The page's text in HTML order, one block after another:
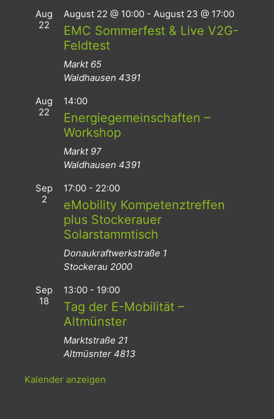
Aug
22
August 22 @ 10:00 - August 23 @ 17:00
EMC Sommerfest & Live V2G-
Feldtest
Markt 65
Waldhausen 4391
Aug
22
14:00
Energiegemeinschaften –
Workshop
Markt 97
Waldhausen 4391
Sep
2
17:00 - 22:00
eMobility Kompetenztreffen
plus Stockerauer
Solarstammtisch
Donaukraftwerkstraße 1
Stockerau 2000
Sep
18
13:00 - 19:00
Tag der E-Mobilität –
Altmünster
Marktstraße 21
Altmüsnter 4813
Kalender anzeigen